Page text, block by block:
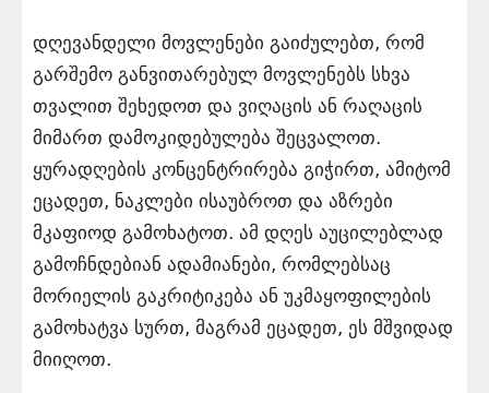
დღევანდელი მოვლენები გაიძულებთ, რომ
გარშემო განვითარებულ მოვლენებს სხვა
თვალით შეხედოთ და ვიღაცის ან რაღაცის
მიმართ დამოკიდებულება შეცვალოთ.
ყურადღების კონცენტრირება გიჭირთ, ამიტომ
ეცადეთ, ნაკლები ისაუბროთ და აზრები
მკაფიოდ გამოხატოთ. ამ დღეს აუცილებლად
გამოჩნდებიან ადამიანები, რომლებსაც
მორიელის გაკრიტიკება ან უკმაყოფილების
გამოხატვა სურთ, მაგრამ ეცადეთ, ეს მშვიდად
მიიღოთ.